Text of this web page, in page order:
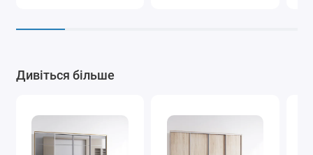
комплектація
Дивіться більше